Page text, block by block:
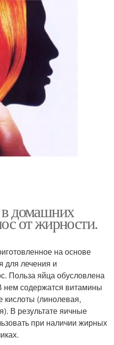
домашних
от жирности.
на основе
для лечения и
Польза яйца обусловлена
нем содержатся витамины
(линолевая,
В результате яичные
при наличии жирных